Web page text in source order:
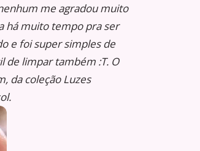
me agradou muito
há muito tempo pra ser
e foi super simples de
de limpar também :T. O
da coleção Luzes